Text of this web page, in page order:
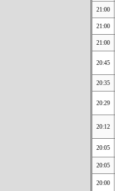
21:00
21:00
21:00
20:45
20:35
20:29
20:12
20:05
20:05
20:00